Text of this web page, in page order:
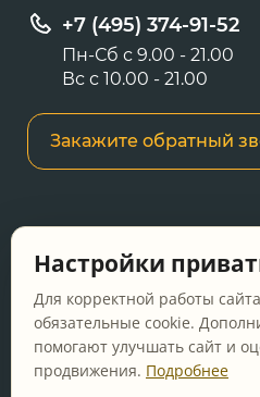
+7 (495) 374-91-52
Пн-Сб с 9.00 - 21.00
Вс с 10.00 - 21.00
Закажите обратный
сайте носит
является публичной
положениями
Перед оформлением
актуальную цену у
Настройки
Для корректной работы
обязательные cookie.
помогают улучшать сайт и
продвижения. Подробнее